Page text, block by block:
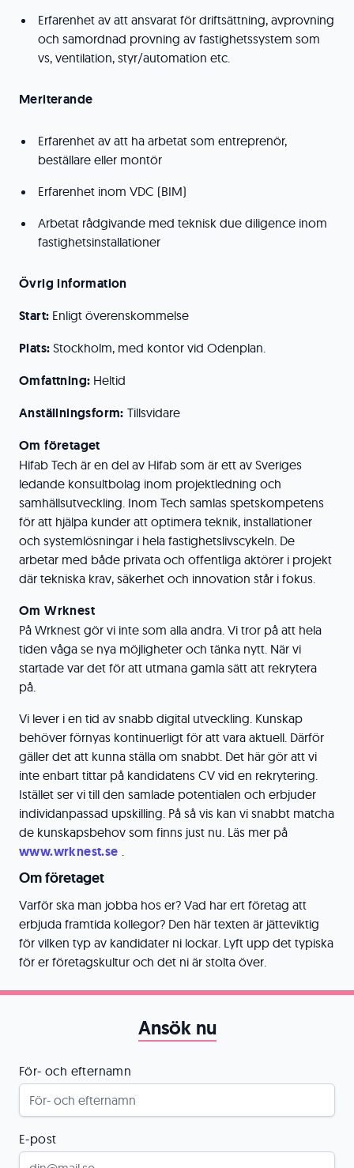
Erfarenhet av att ansvarat för driftsättning, avprovning
och samordnad provning av fastighetssystem som
vs, ventilation, styr/automation etc.
Meriterande
Erfarenhet av att ha arbetat som entreprenör,
beställare eller montör
Erfarenhet inom VDC (BIM)
Arbetat rådgivande med teknisk due diligence inom
fastighetsinstallationer
Övrig information
Start: Enligt överenskommelse
Plats: Stockholm, med kontor vid Odenplan.
Omfattning: Heltid
Anställningsform: Tillsvidare
Om företaget
Hifab Tech är en del av Hifab som är ett av Sveriges
ledande konsultbolag inom projektledning och
samhällsutveckling. Inom Tech samlas spetskompetens
för att hjälpa kunder att optimera teknik, installationer
och systemlösningar i hela fastighetslivscykeln. De
arbetar med både privata och offentliga aktörer i projekt
där tekniska krav, säkerhet och innovation står i fokus.
Om Wrknest
På Wrknest gör vi inte som alla andra. Vi tror på att hela
tiden våga se nya möjligheter och tänka nytt. När vi
startade var det för att utmana gamla sätt att rekrytera
på.
Vi lever i en tid av snabb digital utveckling. Kunskap
behöver förnyas kontinuerligt för att vara aktuell. Därför
gäller det att kunna ställa om snabbt. Det här gör att vi
inte enbart tittar på kandidatens CV vid en rekrytering.
Istället ser vi till den samlade potentialen och erbjuder
individanpassad upskilling. På så vis kan vi snabbt matcha
de kunskapsbehov som finns just nu. Läs mer på
www.wrknest.se .
Om företaget
Varför ska man jobba hos er? Vad har ert företag att
erbjuda framtida kollegor? Den här texten är jätteviktig
för vilken typ av kandidater ni lockar. Lyft upp det typiska
för er företagskultur och det ni är stolta över.
Ansök nu
För- och efternamn
E-post